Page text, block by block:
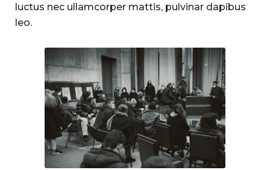
luctus nec ullamcorper mattis, pulvinar dapibus
leo.